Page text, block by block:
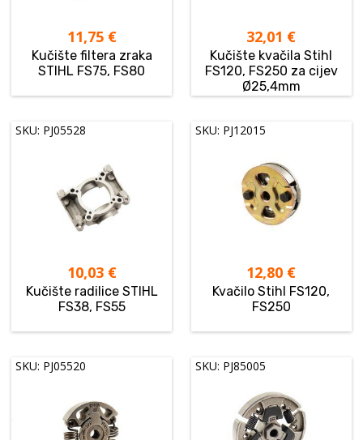
11,75 €
Kučište filtera zraka
STIHL FS75, FS80
32,01 €
Kučište kvačila Stihl
FS120, FS250 za cijev
Ø25,4mm
SKU: PJ05528
10,03 €
Kučište radilice STIHL
FS38, FS55
SKU: PJ12015
12,80 €
Kvačilo Stihl FS120,
FS250
SKU: PJ05520 SKU: PJ85005